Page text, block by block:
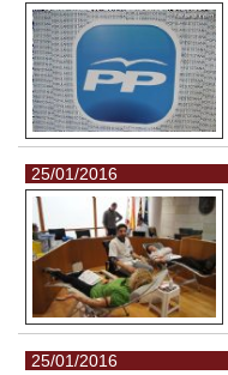
25/01/2016
25/01/2016